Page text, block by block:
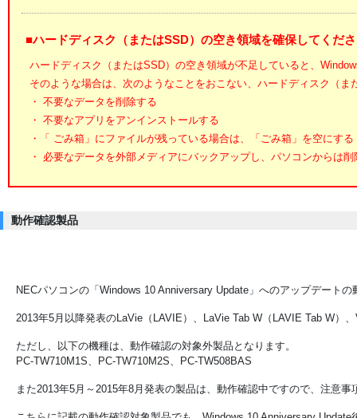
■ハードディスク（またはSSD）の空き領域を確保してくだ
ハードディスク（またはSSD）の空き領域が不足していると、
そのような場合は、次のようなことをおこない、ハードディスク（
・ 不要なデータを削除する
・ 不要なアプリをアンインストールする
・「 ごみ箱」にファイルが残っている場合は、「ごみ箱」を空にする
・ 必要なデータを外部メディアにバックアップし、パソコンからは削
動作確認製品
NECパソコンの「Windows 10 Anniversary Update」へのアップデート
2013年5月以降発表のLaVie（LAVIE）、LaVie Tab W（LAVIE Tab W）
ただし、以下の機種は、動作確認の対象外製品となります。
PC-TW710M1S、PC-TW710M2S、PC-TW508BAS
また2013年5月～2015年8月発表の製品は、動作確認中ですので、注意